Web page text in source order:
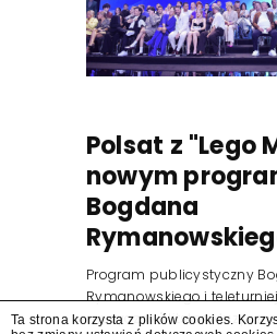
Polsat z "Lego
nowym
Bogdana
Program publicystyczny
Rymanowskiego i
muzyczny "Hitster.
Ta strona korzysta z plików cookies.